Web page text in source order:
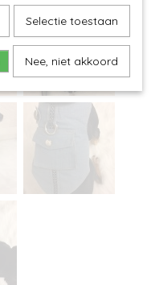
Selectie toestaan
Nee, niet akkoord